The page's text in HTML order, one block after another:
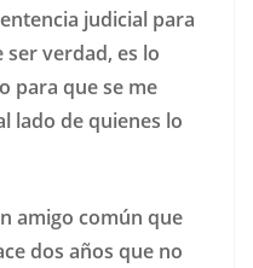
judicial para
verdad, es lo
para que se me
lado de quienes lo
amigo común que
dos años que no